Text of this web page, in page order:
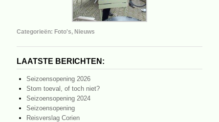
Categorieën: Foto's, Nieuws
LAATSTE BERICHTEN:
Seizoensopening 2026
Stom toeval, of toch niet?
Seizoensopening 2024
Seizoensopening
Reisverslag Corien